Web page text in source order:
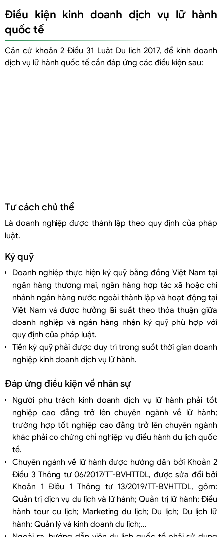
Điều kiện kinh doanh dịch vụ lữ hành
quốc tế
Căn cứ khoản 2 Điều 31 Luật Du lịch 2017, để kinh doanh
dịch vụ lữ hành quốc tế cần đáp ứng các điều kiện sau:
Tư cách chủ thể
Là doanh nghiệp được thành lập theo quy định của pháp
luật.
Ký quỹ
Doanh nghiệp thực hiện ký quỹ bằng đồng Việt Nam tại
ngân hàng thương mại, ngân hàng hợp tác xã hoặc chi
nhánh ngân hàng nước ngoài thành lập và hoạt động tại
Việt Nam và được hưởng lãi suất theo thỏa thuận giữa
doanh nghiệp và ngân hàng nhận ký quỹ phù hợp với
quy định của pháp luật.
Tiền ký quỹ phải được duy trì trong suốt thời gian doanh
nghiệp kinh doanh dịch vụ lữ hành.
Đáp ứng điều kiện về nhân sự
Người phụ trách kinh doanh dịch vụ lữ hành phải tốt
nghiệp cao đẳng trở lên chuyên ngành về lữ hành;
trường hợp tốt nghiệp cao đẳng trở lên chuyên ngành
khác phải có chứng chỉ nghiệp vụ điều hành du lịch quốc
tế.
Chuyên ngành về lữ hành được hướng dân bởi Khoản 2
Điều 3 Thông tư 06/2017/TT-BVHTTDL, được sửa đổi bởi
Khoản 1 Điều 1 Thông tư 13/2019/TT-BVHTTDL, gồm:
Quản trị dịch vụ du lịch và lữ hành; Quản trị lữ hành; Điều
hành tour du lịch; Marketing du lịch; Du lịch; Du lịch lữ
hành; Quản lý và kinh doanh du lịch;…